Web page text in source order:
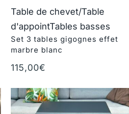
Table de chevet/Table
d'appointTables basses
Set 3 tables gigognes effet
marbre blanc
115,00€